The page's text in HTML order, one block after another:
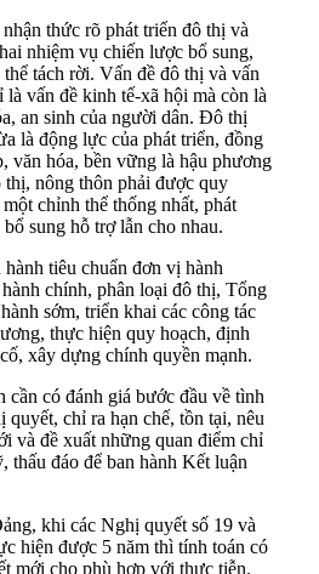
thức rõ phát triển đô thị và
nhiệm vụ chiến lược bổ sung,
tách rời. Vấn đề đô thị và vấn
vấn đề kinh tế-xã hội mà còn là
an sinh của người dân. Đô thị
là động lực của phát triển, đồng
văn hóa, bền vững là hậu phương
thị, nông thôn phải được quy
chỉnh thể thống nhất, phát
sung hỗ trợ lẫn cho nhau.
tiêu chuẩn đơn vị hành
chính, phân loại đô thị, Tổng
sớm, triển khai các công tác
thực hiện quy hoạch, định
xây dựng chính quyền mạnh.
cần có đánh giá bước đầu về tình
chỉ ra hạn chế, tồn tại, nêu
và đề xuất những quan điểm chỉ
thấu đáo để ban hành Kết luận
khi các Nghị quyết số 19 và
hiện được 5 năm thì tính toán có
mới cho phù hợp với thực tiễn.